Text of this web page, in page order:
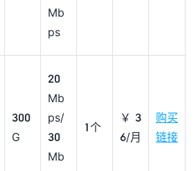
Mb
ps
300
G
20
Mb
ps/
30
Mb
1个
￥3
6/月
购买
链接